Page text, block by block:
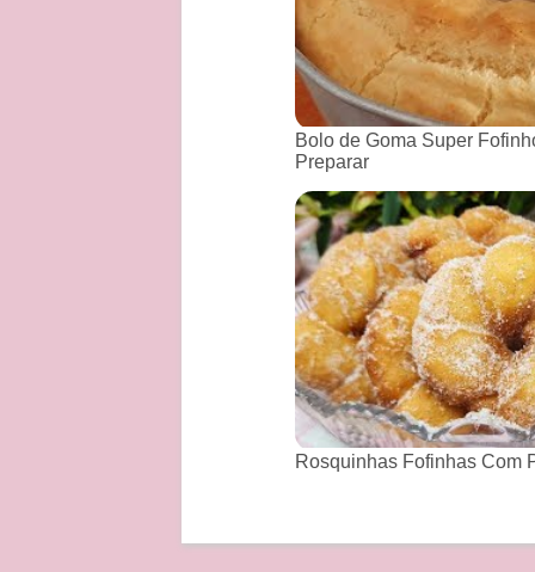
Bolo de Goma Super
Preparar
Rosquinhas Fofinhas Com